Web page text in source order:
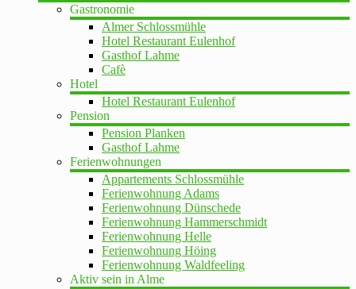
Gastronomie
Almer Schlossmühle
Hotel Restaurant Eulenhof
Gasthof Lahme
Cafè
Hotel
Hotel Restaurant Eulenhof
Pension
Pension Planken
Gasthof Lahme
Ferienwohnungen
Appartements Schlossmühle
Ferienwohnung Adams
Ferienwohnung Dünschede
Ferienwohnung Hammerschmidt
Ferienwohnung Helle
Ferienwohnung Höing
Ferienwohnung Waldfeeling
Aktiv sein in Alme